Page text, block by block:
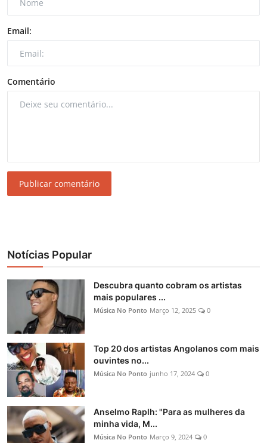
Email:
Comentário
Publicar comentário
Notícias Popular
Descubra quanto cobram os artistas
mais populares ...
Música No Ponto Março 12, 2025 0
Top 20 dos artistas Angolanos com mais
ouvintes no...
Música No Ponto junho 17, 2024 0
Anselmo Raplh: "Para as mulheres da
minha vida, M...
Música No Ponto Março 9, 2024 0